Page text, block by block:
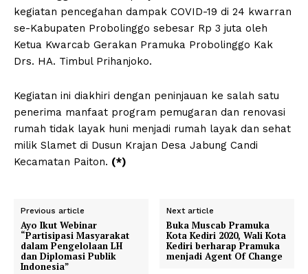
kegiatan pencegahan dampak COVID-19 di 24 kwarran
se-Kabupaten Probolinggo sebesar Rp 3 juta oleh
Ketua Kwarcab Gerakan Pramuka Probolinggo Kak
Drs. HA. Timbul Prihanjoko.
Kegiatan ini diakhiri dengan peninjauan ke salah satu
penerima manfaat program pemugaran dan renovasi
rumah tidak layak huni menjadi rumah layak dan sehat
milik Slamet di Dusun Krajan Desa Jabung Candi
Kecamatan Paiton. (*)
Previous article
Ayo Ikut Webinar
“Partisipasi Masyarakat
dalam Pengelolaan LH
dan Diplomasi Publik
Indonesia”
Next article
Buka Muscab Pramuka
Kota Kediri 2020, Wali Kota
Kediri berharap Pramuka
menjadi Agent Of Change